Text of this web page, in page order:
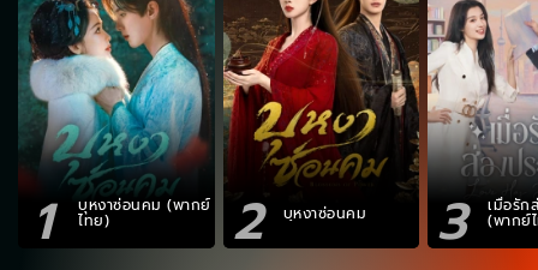
1 บุหงาซ่อนคม (พากย์
ไทย) 2 บุหงาซ่อนคม 3 เมื่อรัก
(พากย์